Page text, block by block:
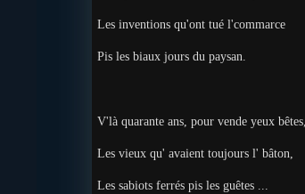
Les inventions qu'ont tué l'commarce
Pis les biaux jours du paysan.
V'là quarante ans, pour vende yeux bêtes,
Les vieux qu' avaient toujours l' bâton,
Les sabiots ferrés pis les guêtes ...